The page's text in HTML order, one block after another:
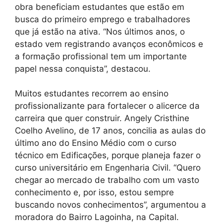
obra beneficiam estudantes que estão em
busca do primeiro emprego e trabalhadores
que já estão na ativa. “Nos últimos anos, o
estado vem registrando avanços econômicos e
a formação profissional tem um importante
papel nessa conquista”, destacou.
Muitos estudantes recorrem ao ensino
profissionalizante para fortalecer o alicerce da
carreira que quer construir. Angely Cristhine
Coelho Avelino, de 17 anos, concilia as aulas do
último ano do Ensino Médio com o curso
técnico em Edificações, porque planeja fazer o
curso universitário em Engenharia Civil. “Quero
chegar ao mercado de trabalho com um vasto
conhecimento e, por isso, estou sempre
buscando novos conhecimentos”, argumentou a
moradora do Bairro Lagoinha, na Capital.